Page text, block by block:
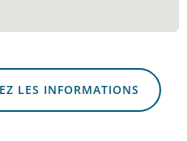
LES INFORMATIONS